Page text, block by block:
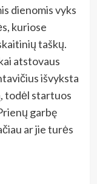
dienomis vyks
kuriose
taškų.
atstovaus
išvyksta
todėl startuos
garbę
ar jie turės